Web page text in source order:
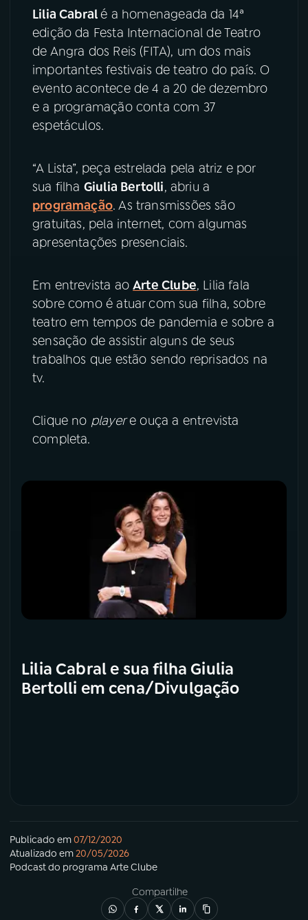
06VIDEOCASTS
07
08PRÊMIO RÁDIO MEC
ACOMPANHE A RÁDIO MEC
YouTube Facebook
Instagram X
Lilia Cabralé a homenageada da 14ª
edição da Festa Internacional de Teatro
de Angra dos Reis (FITA), um dos mais
importantes festivais de teatro do país. O
evento acontece de 4 a 20 de dezembro
e a programação conta com 37
espetáculos.
“A Lista”, peça estrelada pela atriz e por
sua filha Giulia Bertolli, abriu a
programação. As transmissões são
gratuitas, pela internet, com algumas
apresentações presenciais.
Em entrevista aoArte Clube, Lilia fala
sobre como é atuar com sua filha, sobre
teatro em tempos de pandemia e sobre a
sensação de assistir alguns de seus
trabalhos que estão sendo reprisados na
tv.
Clique no playere ouça a entrevista
completa.
Lilia Cabral e sua filha Giulia
Bertolli em cena/Divulgação
Publicado em07/12/2020
Atualizado em20/05/2026
Podcastdo programa Arte Clube
Compartilhe